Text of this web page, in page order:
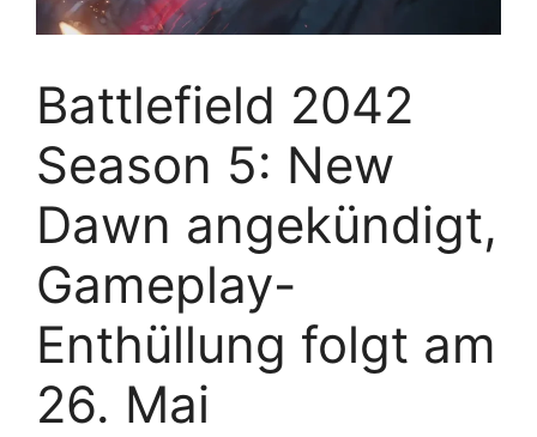
Battlefield 2042
Season 5: New
Dawn angekündigt,
Gameplay-
Enthüllung folgt am
26. Mai